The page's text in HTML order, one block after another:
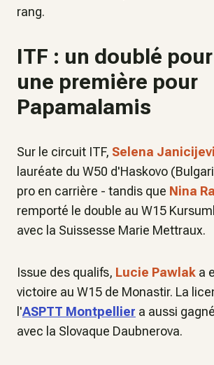
rang.
ITF : un doublé
une première pour
Papamalamis
Sur le circuit ITF, Selena
lauréate du W50 d'Haskovo
pro en carrière - tandis que Nina
remporté le double au W15
avec la Suissesse Marie Mettraux.
Issue des qualifs, Lucie Pawlak a
victoire au W15 de Monastir. La
l'ASPTT Montpellier a aussi
avec la Slovaque Daubnerova.